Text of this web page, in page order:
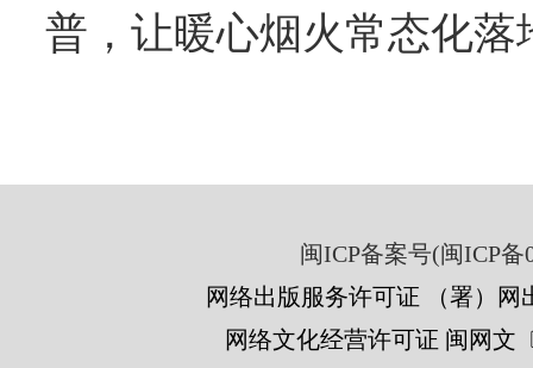
普，让暖心烟火常态化
闽ICP备案号(闽ICP备
网络出版服务许可证 （署）网
网络文化经营许可证 闽网文